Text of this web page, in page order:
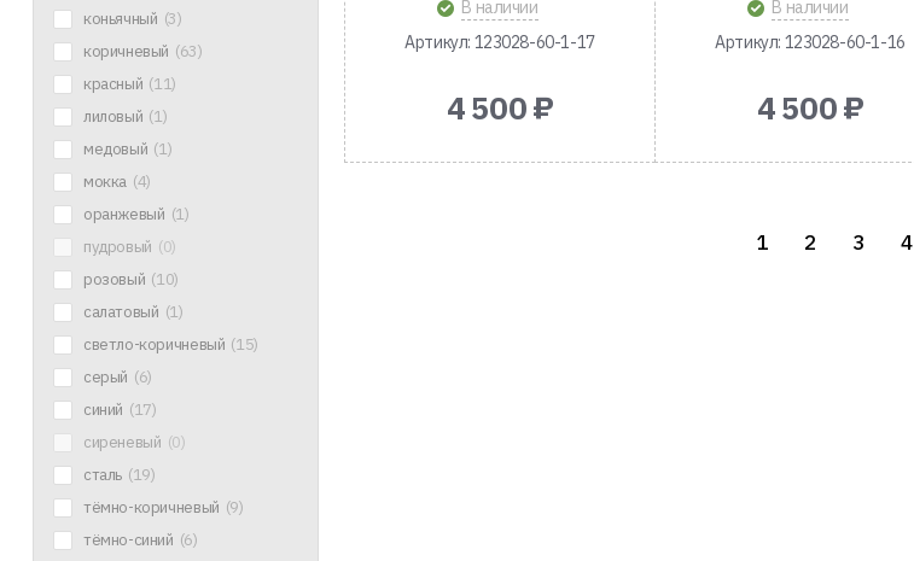
коньячный (3)
коричневый (63)
красный (11)
лиловый (1)
медовый (1)
мокка (4)
оранжевый (1)
пудровый (0)
розовый (10)
салатовый (1)
светло-коричневый (15)
серый (6)
синий (17)
сиреневый (0)
сталь (19)
тёмно-коричневый (9)
тёмно-синий (6)
В наличии
Артикул: 123028-60-1-17
4 500 ₽
В наличии
Артикул: 123028-60-1-16
4 500 ₽
1 2 3 4